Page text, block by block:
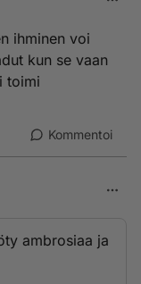
ihminen voi
kun se vaan
toimi
Kommentoi
ambrosiaa ja